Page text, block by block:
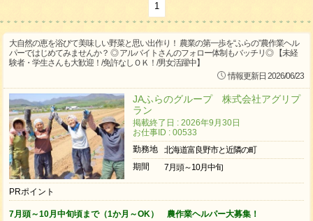
1
大自然の恵を浴びて美味しい野菜と思い出作り！ 農業の第一歩を“ふらの”農作業ヘル
パーではじめてみませんか？ ◎ アルバイトさんのフォロー体制もバッチリ◎ 【未経
験者・学生さんも大歓迎！/免許なしＯＫ！/男女活躍中】
情報更新日 2026/06/23
JAふらのグループ 株式会社アグリプ
ラン
掲載終了日 : 2026年9月30日
お仕事ID : 00533
勤務地
北海道富良野市と近隣の町
期間
7月頭～10月中旬
PRポイント
7月頭～10月中旬頃まで（1か月～OK） 農作業ヘルパー大募集！